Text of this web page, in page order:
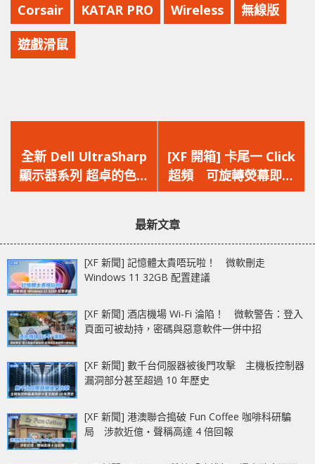
Corsair KATAR PRO Wireless 無線版
遊戲滑鼠
一
篇
文
全新 Dell UltraSharp
顯示器系列 超卓的色彩
精確度兼可搭配全新磁
一
篇
文
[XF 開箱] 卡尾一 Click
超頻 可旋轉熒幕即時
監控 Colorful
最新文章
[XF 新聞] 記憶體太貴唔玩啦！ 微軟刪走
Windows 11 32GB 配置建議
[XF 新聞] 酒店機場 Wi-Fi 淪陷！ 微軟警告：登入
頁面可被劫持，密碼與惡意軟件一併中招
[XF 新聞] 數千台伺服器被後門攻擊 主機板控制器
漏洞部分甚至超過 10 年歷史
[XF 新聞] 港澳聯合搗破 Fun Coffee 咖啡科研騙
局 涉款近億‧聲稱高達 4 倍回報